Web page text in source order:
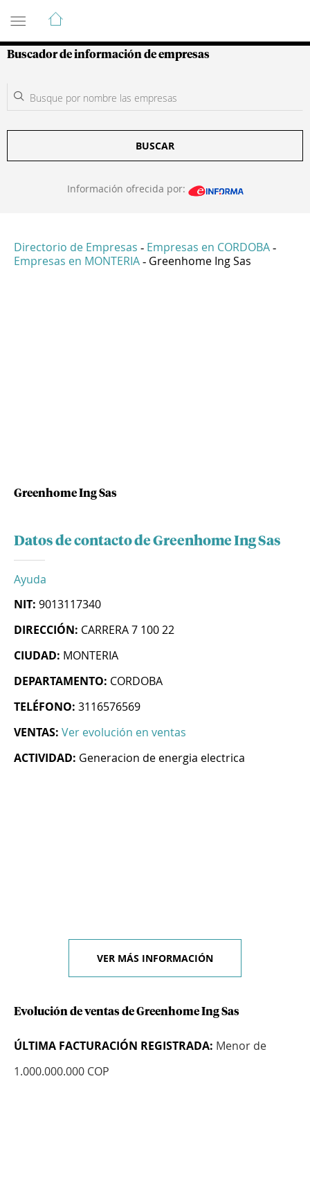
Guía de Empresas Colombianas
Buscador de información de empresas
BUSCAR
Información ofrecida por:
Directorio de Empresas - Empresas en CORDOBA -
Empresas en MONTERIA - Greenhome Ing Sas
Greenhome Ing Sas
Datos de contacto de Greenhome Ing Sas
Ayuda
NIT: 9013117340
DIRECCIÓN: CARRERA 7 100 22
CIUDAD: MONTERIA
DEPARTAMENTO: CORDOBA
TELÉFONO: 3116576569
VENTAS: Ver evolución en ventas
ACTIVIDAD: Generacion de energia electrica
VER MÁS INFORMACIÓN
Evolución de ventas de Greenhome Ing Sas
ÚLTIMA FACTURACIÓN REGISTRADA: Menor de
1.000.000.000 COP